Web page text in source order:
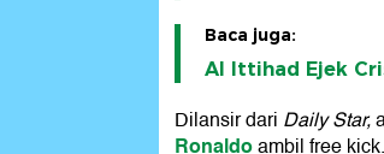
Baca juga:
Al Ittihad Ejek
Dilansir dari Daily Star,
Ronaldoambil free